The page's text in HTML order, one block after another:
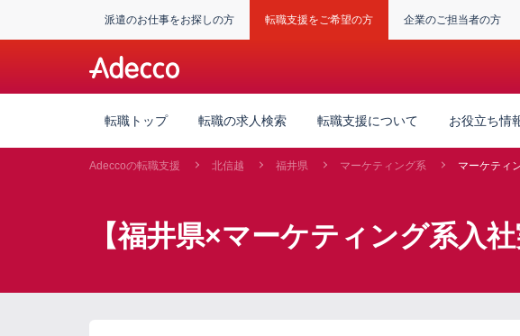
派遣のお仕事をお探しの方 転職支援をご希望の方 企業のご担当者の方
転職トップ 転職の求人検索 転職支援について お役立ち情
Adeccoの転職支援 北信越 福井県 マーケティング系 マーケティ
【福井県×マーケティング系入